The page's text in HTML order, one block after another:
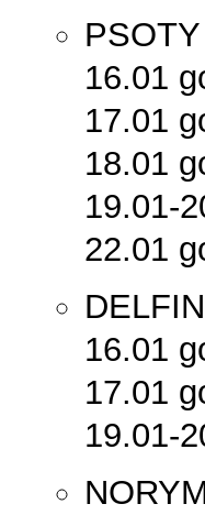
16.01
17.01
18.01
19.01-
22.01
16.01
17.01
19.01-